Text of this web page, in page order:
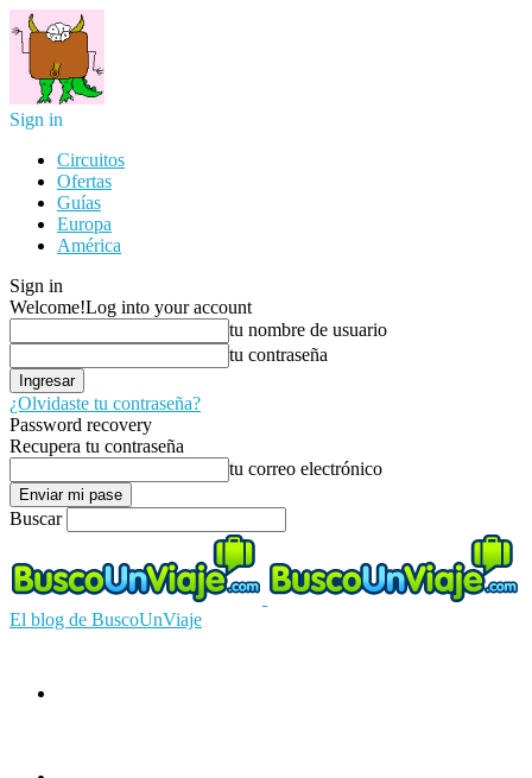
Sign in
Circuitos
Ofertas
Guías
Europa
América
Sign in
Welcome!Log into your account
tu nombre de usuario
tu contraseña
¿Olvidaste tu contraseña?
Password recovery
Recupera tu contraseña
tu correo electrónico
Buscar
El blog de BuscoUnViaje